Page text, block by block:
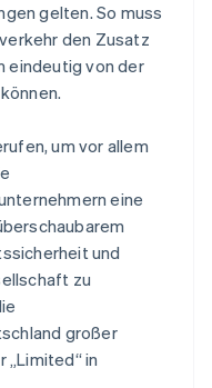
gelten. So muss
den Zusatz
eindeutig von der
um vor allem
eine
und
zu
großer
in